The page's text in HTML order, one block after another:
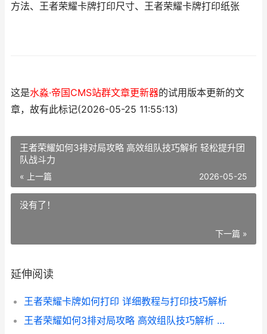
方法、王者荣耀卡牌打印尺寸、王者荣耀卡牌打印纸张
这是水淼·帝国CMS站群文章更新器的试用版本更新的文
章，故有此标记(2026-05-25 11:55:13)
王者荣耀如何3排对局攻略 高效组队技巧解析 轻松提升团
队战斗力
« 上一篇 2026-05-25
没有了！
下一篇 »
延伸阅读
王者荣耀卡牌如何打印 详细教程与打印技巧解析
王者荣耀如何3排对局攻略 高效组队技巧解析 轻松提升团队战斗力